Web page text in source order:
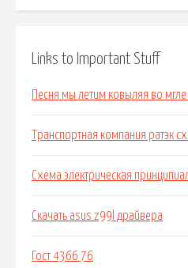
Links to Important Stuff
Песня мы летим ковыляя во мгле
Транспортная компания ратэк
Схема электрическая
Скачать asus z99l драйвера
Гост 4366 76